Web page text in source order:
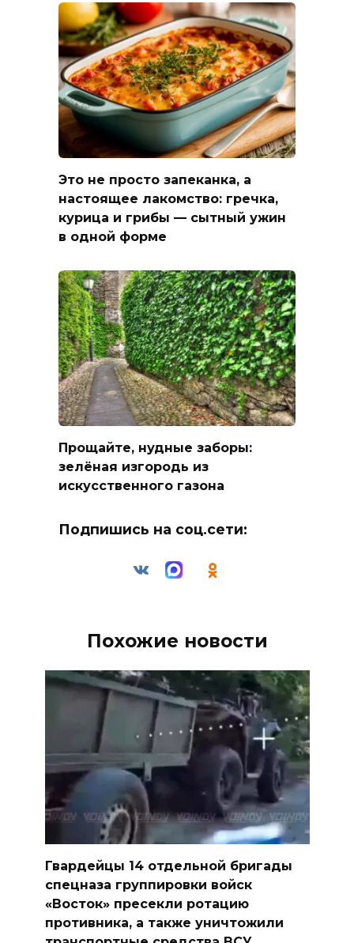
Это не просто запеканка, а
настоящее лакомство: гречка,
курица и грибы — сытный ужин
в одной форме
Прощайте, нудные заборы:
зелёная изгородь из
искусственного газона
Подпишись на соц.сети:
Похожие новости
Гвардейцы 14 отдельной бригады
спецназа группировки войск
«Восток» пресекли ротацию
противника, а также уничтожили